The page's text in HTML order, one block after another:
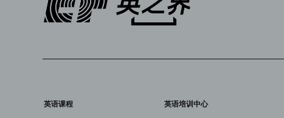
英语课程 英语培训中心